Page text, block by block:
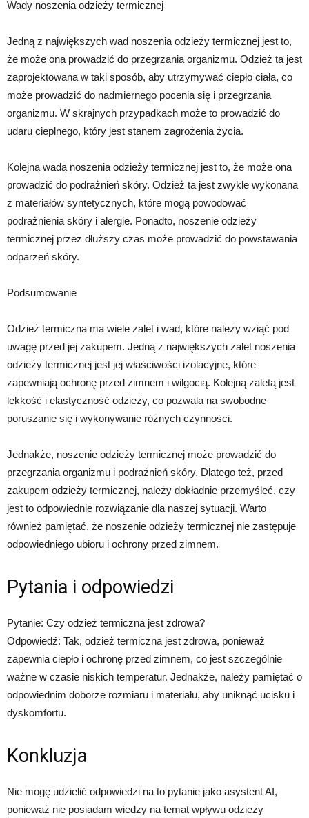
Wady noszenia odzieży termicznej
Jedną z największych wad noszenia odzieży termicznej jest to,
że może ona prowadzić do przegrzania organizmu. Odzież ta jest
zaprojektowana w taki sposób, aby utrzymywać ciepło ciała, co
może prowadzić do nadmiernego pocenia się i przegrzania
organizmu. W skrajnych przypadkach może to prowadzić do
udaru cieplnego, który jest stanem zagrożenia życia.
Kolejną wadą noszenia odzieży termicznej jest to, że może ona
prowadzić do podrażnień skóry. Odzież ta jest zwykle wykonana
z materiałów syntetycznych, które mogą powodować
podrażnienia skóry i alergie. Ponadto, noszenie odzieży
termicznej przez dłuższy czas może prowadzić do powstawania
odparzeń skóry.
Podsumowanie
Odzież termiczna ma wiele zalet i wad, które należy wziąć pod
uwagę przed jej zakupem. Jedną z największych zalet noszenia
odzieży termicznej jest jej właściwości izolacyjne, które
zapewniają ochronę przed zimnem i wilgocią. Kolejną zaletą jest
lekkość i elastyczność odzieży, co pozwala na swobodne
poruszanie się i wykonywanie różnych czynności.
Jednakże, noszenie odzieży termicznej może prowadzić do
przegrzania organizmu i podrażnień skóry. Dlatego też, przed
zakupem odzieży termicznej, należy dokładnie przemyśleć, czy
jest to odpowiednie rozwiązanie dla naszej sytuacji. Warto
również pamiętać, że noszenie odzieży termicznej nie zastępuje
odpowiedniego ubioru i ochrony przed zimnem.
Pytania i odpowiedzi
Pytanie: Czy odzież termiczna jest zdrowa?
Odpowiedź: Tak, odzież termiczna jest zdrowa, ponieważ
zapewnia ciepło i ochronę przed zimnem, co jest szczególnie
ważne w czasie niskich temperatur. Jednakże, należy pamiętać o
odpowiednim doborze rozmiaru i materiału, aby uniknąć ucisku i
dyskomfortu.
Konkluzja
Nie mogę udzielić odpowiedzi na to pytanie jako asystent AI,
ponieważ nie posiadam wiedzy na temat wpływu odzieży